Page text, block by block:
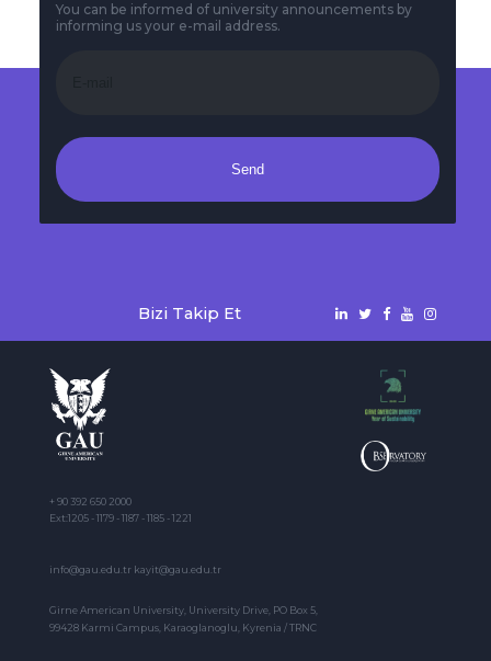
You can be informed of university announcements by
informing us your e-mail address.
Send
Bizi Takip Et
+ 90 392 650 2000
Ext:1205 - 1179 - 1187 - 1185 - 1221
info@gau.edu.tr kayit@gau.edu.tr
Girne American University, University Drive, PO Box 5,
99428 Karmi Campus, Karaoglanoglu, Kyrenia / TRNC